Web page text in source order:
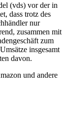
(vds) vor der in
dass trotz des
nur
zusammen mit
zum
insgesamt
davon.
und andere